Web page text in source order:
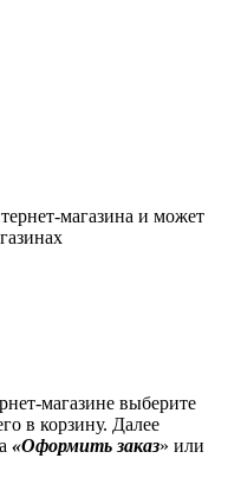
магазина и может
магазине выберите
в корзину. Далее
«Оформить заказ» или